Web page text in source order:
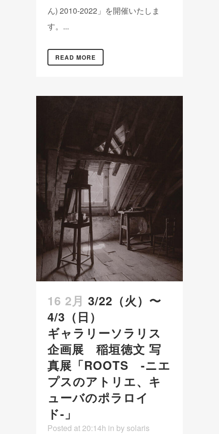
ん) 2010-2022」を開催いたしま
す。...
READ MORE
16 2月 3/22（火）〜
4/3（日）
ギャラリーソラリス
企画展 稲垣徳文 写
真展「ROOTS -ニエ
プスのアトリエ、キ
ューバのポラロイ
ド-」
Posted at 20:14h in by solaris